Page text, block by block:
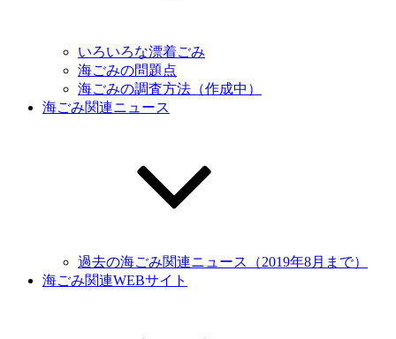
いろいろな漂着ごみ
海ごみの問題点
海ごみの調査方法（作成中）
海ごみ関連ニュース
過去の海ごみ関連ニュース（2019年8月まで）
海ごみ関連WEBサイト